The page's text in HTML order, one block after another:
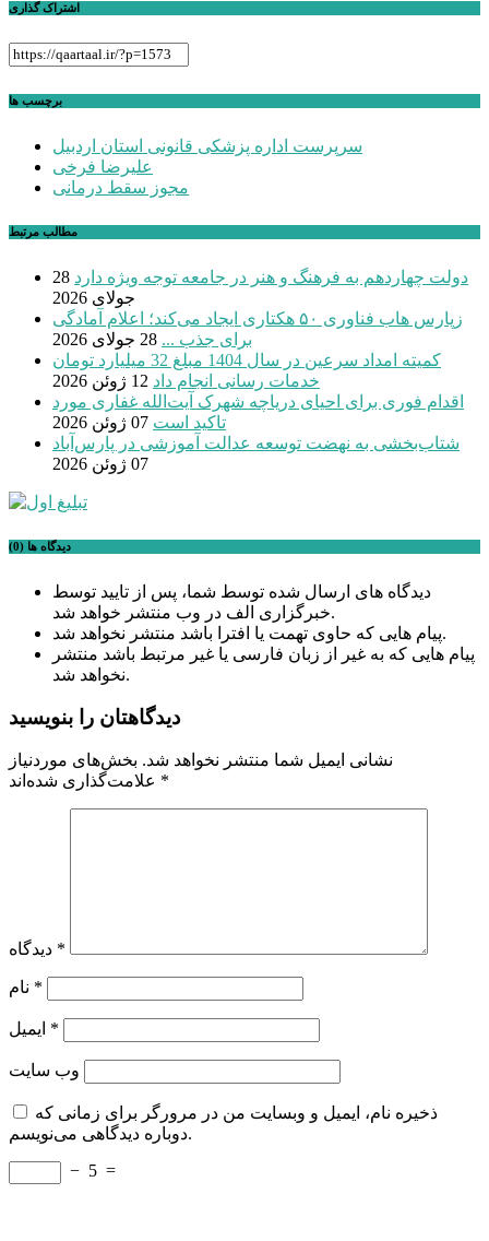
اشتراک گذاری
برچسب ها
سرپرست اداره پزشکی قانونی استان اردبیل
علیرضا فرخی
مجوز سقط درمانی
مطالب مرتبط
دولت چهاردهم به فرهنگ و هنر در جامعه توجه ویژه دارد 28
جولای 2026
زپارس هاب فناوری ۵۰ هکتاری ایجاد می‌کند؛ اعلام آمادگی
برای جذب ... 28 جولای 2026
کمیته امداد سرعین در سال 1404 مبلغ 32 میلیارد تومان
خدمات رسانی انجام داد 12 ژوئن 2026
اقدام فوری برای احیای دریاچه شهرک آیت‌الله غفاری مورد
تاکید است 07 ژوئن 2026
شتاب‌بخشی به نهضت توسعه عدالت آموزشی در پارس‌آباد
07 ژوئن 2026
دیدگاه ها (0)
دیدگاه های ارسال شده توسط شما، پس از تایید توسط
خبرگزاری الف در وب منتشر خواهد شد.
پیام هایی که حاوی تهمت یا افترا باشد منتشر نخواهد شد.
پیام هایی که به غیر از زبان فارسی یا غیر مرتبط باشد منتشر
نخواهد شد.
دیدگاهتان را بنویسید
نشانی ایمیل شما منتشر نخواهد شد. بخش‌های موردنیاز
*
*
*
*
وب‌ سایت
ذخیره نام، ایمیل و وبسایت من در مرورگر برای زمانی که
دوباره دیدگاهی می‌نویسم.
− 5 =